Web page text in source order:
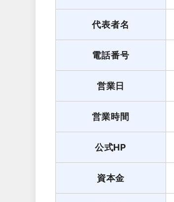
代表者名
電話番号
営業日
営業時間
公式HP
資本金